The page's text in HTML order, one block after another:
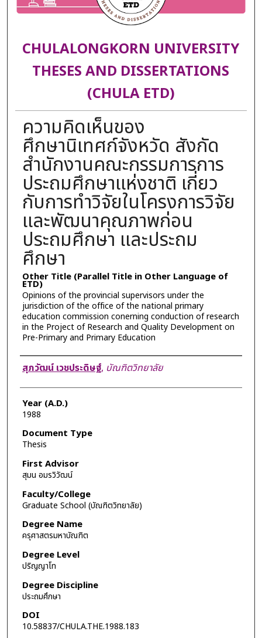
CHULALONGKORN UNIVERSITY
THESES AND DISSERTATIONS
(CHULA ETD)
ความคิดเห็นของ
ศึกษานิเทศก์จังหวัด สังกัด
สำนักงานคณะกรรมการการ
ประถมศึกษาแห่งชาติ เกี่ยว
กับการทำวิจัยในโครงการวิจัย
และพัฒนาคุณภาพก่อน
ประถมศึกษา และประถม
ศึกษา
Other Title (Parallel Title in Other Language of
ETD)
Opinions of the provincial supervisors under the
jurisdiction of the office of the national primary
education commission conerning conduction of research
in the Project of Research and Quality Development on
Pre-Primary and Primary Education
Author
สุภวัฒน์ เวชประดิษฐ์, บัณฑิตวิทยาลัย
Year (A.D.)
1988
Document Type
Thesis
First Advisor
สุมน อมรวิวัฒน์
Faculty/College
Graduate School (บัณฑิตวิทยาลัย)
Degree Name
ครุศาสตรมหาบัณฑิต
Degree Level
ปริญญาโท
Degree Discipline
ประถมศึกษา
DOI
10.58837/CHULA.THE.1988.183